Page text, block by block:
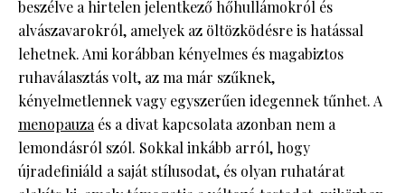
beszélve a hirtelen jelentkező hőhullámokról és
alvászavarokról, amelyek az öltözködésre is hatással
lehetnek. Ami korábban kényelmes és magabiztos
ruhaválasztás volt, az ma már szűknek,
kényelmetlennek vagy egyszerűen idegennek tűnhet. A
menopauza és a divat kapcsolata azonban nem a
lemondásról szól. Sokkal inkább arról, hogy
újradefiniáld a saját stílusodat, és olyan ruhatárat